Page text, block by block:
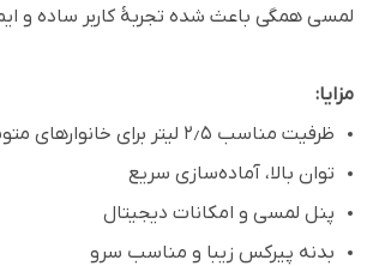
لمسی همگی باعث شده تجربهٔ کاربر ساده و
مزایا:
ظرفیت مناسب ۲٫۵ لیتر برای خانوارهای متوسط
توان بالا، آماده‌سازی سریع
پنل لمسی و امکانات دیجیتال
بدنه پیرکس زیبا و مناسب سرو